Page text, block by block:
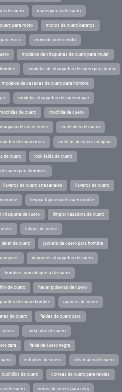
de cuero muñequeras de cuero
para moto monos de cuero baratos
moto mono de cuero moto
modelos de chaquetas de cuero para mujer
modelos de chaquetas de cuero para dama
modelos de casacas de cuero para hombre
modelos chaquetas de cuero mujer
de cuero mochila de cuero
maquina de coser cuero maletines de cuero
de cuero moto maletas de cuero antiguas
de cuero look falda de cuero
de cuero para hombres
llaveros de cuero artesanales llaveros de cuero
coche limpiar tapiceria de cuero coche
chaqueta de cuero limpiar cazadora de cuero
cuero latigos de cuero
jaket de cuero jackets de cuero para hombre
mujeres imagenes chaquetas de cuero
hombres con chaqueta de cuero
hilo de cuero hacer pulseras de cuero
de cuero hombre guantes de cuero
de cuero faldas de cuero zara
cuero falda tubo de cuero
zara falda de cuero negra
estuches de cuero delantales de cuero
cuchillos de cuero correas de cuero para relojes
de cuero correa de cuero para reloj